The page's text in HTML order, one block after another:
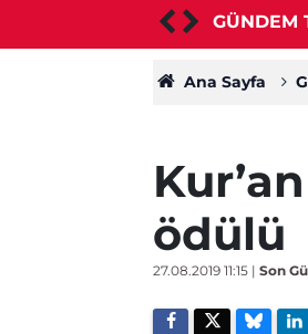
GÜNDEM
Ana Sayfa
ödülü
27.08.2019 11:15 | Son